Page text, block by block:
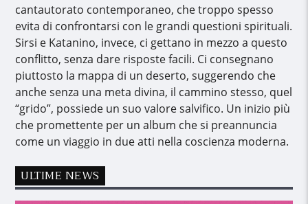
cantautorato contemporaneo, che troppo spesso
evita di confrontarsi con le grandi questioni spirituali.
Sirsi e Katanino, invece, ci gettano in mezzo a questo
conflitto, senza dare risposte facili. Ci consegnano
piuttosto la mappa di un deserto, suggerendo che
anche senza una meta divina, il cammino stesso, quel
“grido”, possiede un suo valore salvifico. Un inizio più
che promettente per un album che si preannuncia
come un viaggio in due atti nella coscienza moderna.
ULTIME NEWS